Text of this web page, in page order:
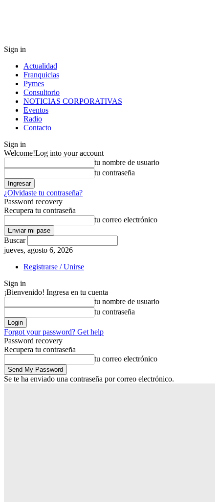
Sign in
Actualidad
Franquicias
Pymes
Consultorio
NOTICIAS CORPORATIVAS
Eventos
Radio
Contacto
Sign in
Welcome!Log into your account
tu nombre de usuario
tu contraseña
¿Olvidaste tu contraseña?
Password recovery
Recupera tu contraseña
tu correo electrónico
Buscar
jueves, agosto 6, 2026
Registrarse / Unirse
Sign in
¡Bienvenido! Ingresa en tu cuenta
tu nombre de usuario
tu contraseña
Forgot your password? Get help
Password recovery
Recupera tu contraseña
tu correo electrónico
Se te ha enviado una contraseña por correo electrónico.